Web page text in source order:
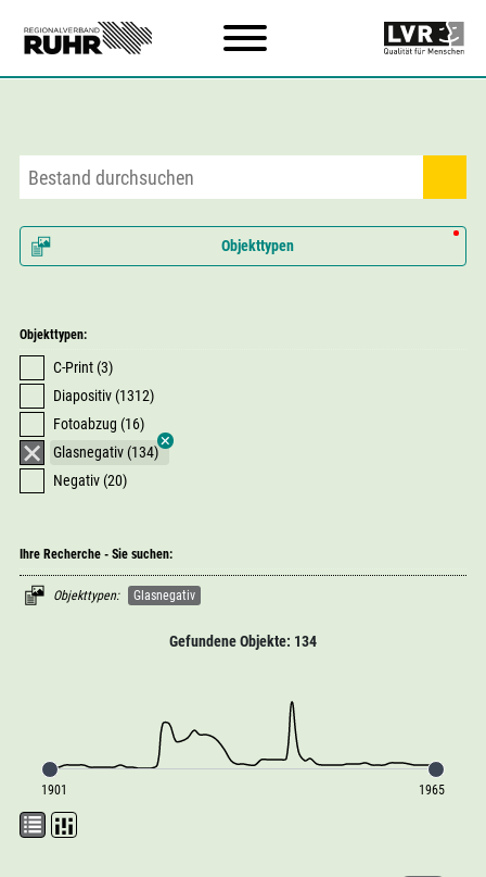
Objekttypen
Gefundene Objekte: 134
1901 1965
Objekttypen:
C-Print (3)
Diapositiv (1312)
Fotoabzug (16)
Glasnegativ (134)
Negativ (20)
Ihre Recherche - Sie suchen:
Objekttypen: Glasnegativ